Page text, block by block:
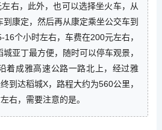
右，此外，也可以选择坐火车，从
康定，然后再从康定乘坐公交车到
个小时左右，车费在200元左右，
亚丁最方便，随时可以停车观景，
着成雅高速公路一路北上，经过雅
到达稻城X，路程大约为560公里，
右，需要注意的是。